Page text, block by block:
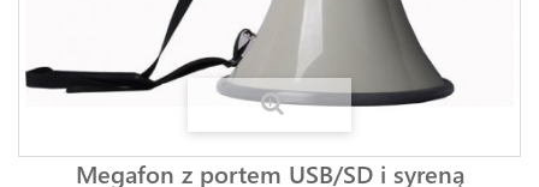
Megafon z portem USB/SD i syreną